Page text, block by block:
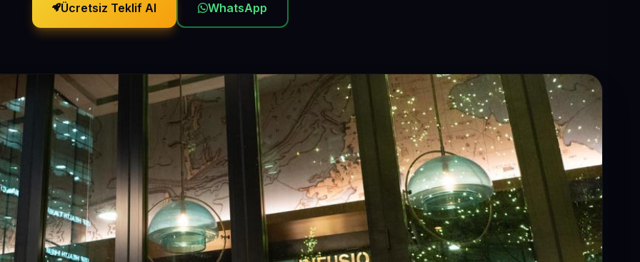
Ücretsiz Teklif Al WhatsApp